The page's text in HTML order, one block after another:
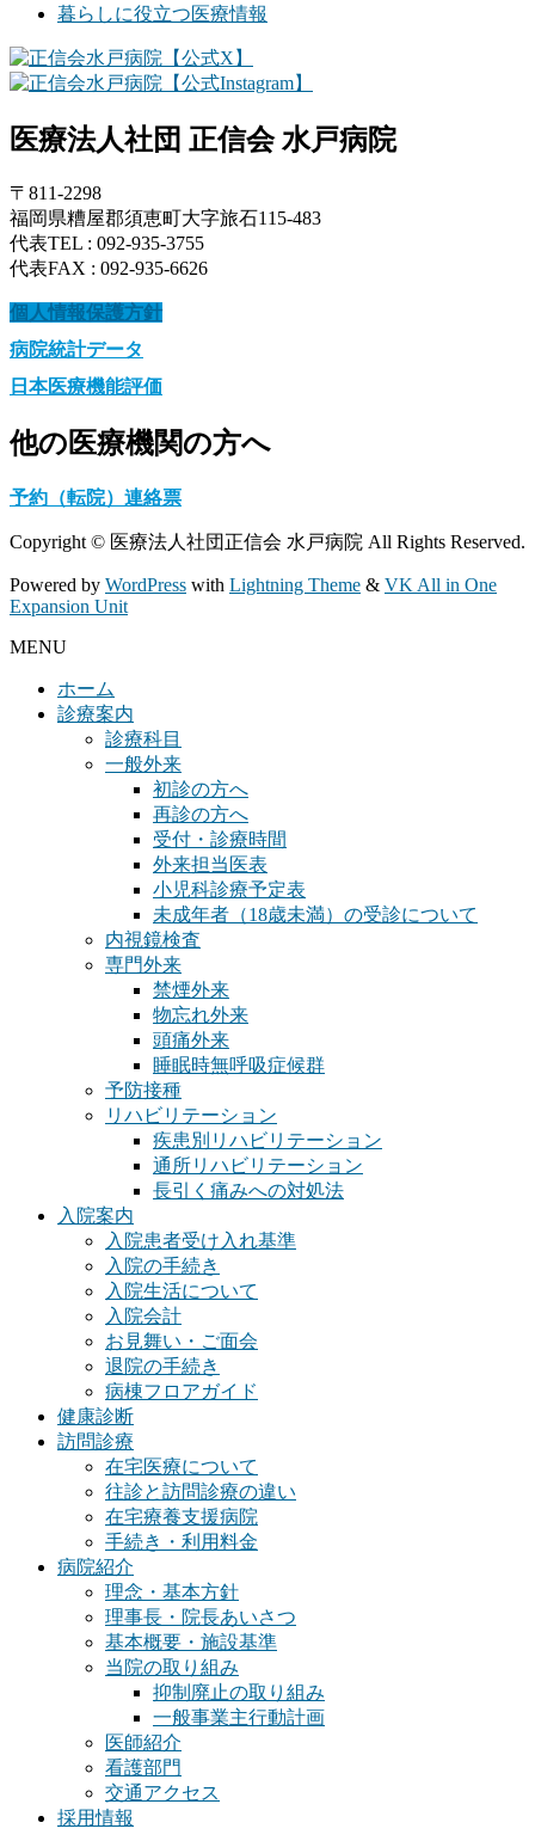
暮らしに役立つ医療情報
医療法人社団 正信会 水戸病院
〒811-2298
福岡県糟屋郡須恵町大字旅石115-483
代表TEL : 092-935-3755
代表FAX : 092-935-6626
個人情報保護方針
病院統計データ
日本医療機能評価
他の医療機関の方へ
予約（転院）連絡票
Copyright © 医療法人社団正信会 水戸病院 All Rights Reserved.
Powered by WordPress with Lightning Theme & VK All in One
Expansion Unit
MENU
ホーム
診療案内
診療科目
一般外来
初診の方へ
再診の方へ
受付・診療時間
外来担当医表
小児科診療予定表
未成年者（18歳未満）の受診について
内視鏡検査
専門外来
禁煙外来
物忘れ外来
頭痛外来
睡眠時無呼吸症候群
予防接種
リハビリテーション
疾患別リハビリテーション
通所リハビリテーション
長引く痛みへの対処法
入院案内
入院患者受け入れ基準
入院の手続き
入院生活について
入院会計
お見舞い・ご面会
退院の手続き
病棟フロアガイド
健康診断
訪問診療
在宅医療について
往診と訪問診療の違い
在宅療養支援病院
手続き・利用料金
病院紹介
理念・基本方針
理事長・院長あいさつ
基本概要・施設基準
当院の取り組み
抑制廃止の取り組み
一般事業主行動計画
医師紹介
看護部門
交通アクセス
採用情報